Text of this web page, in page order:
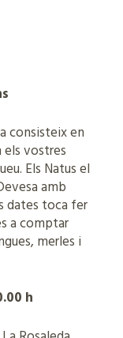
consisteix en
vostres
Els Natus el
amb
dates toca fer
a comptar
merles i
h